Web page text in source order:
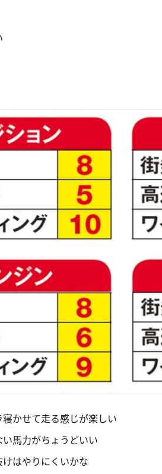
寝かせて走る感じが楽しい
い馬力がちょうどいい
けはやりにくいかな